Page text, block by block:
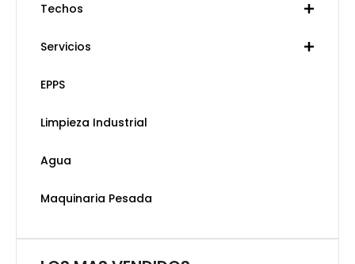
Techos
Servicios
EPPS
Limpieza Industrial
Agua
Maquinaria Pesada